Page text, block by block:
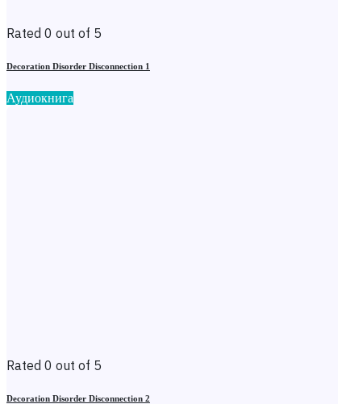
Rated 0 out of 5
Decoration Disorder Disconnection 1
Аудиокнига
Rated 0 out of 5
Decoration Disorder Disconnection 2